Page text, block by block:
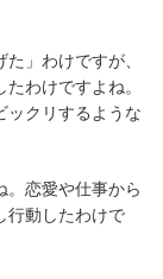
」わけですが、
わけですよね。
ックリするような
。恋愛や仕事から
行動したわけで